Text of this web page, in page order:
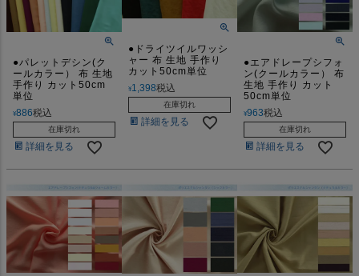
●パレットデシン(ク
ールカラー） 布 生地
手作り カット50cm
単位
¥886税込
在庫切れ
詳細を見る
●ドライツイルワッシ
ャー 布 生地 手作り
カット50cm単位
¥1,398税込
在庫切れ
詳細を見る
●エアドレープシフォ
ン(クールカラー） 布
生地 手作り カット
50cm単位
¥963税込
在庫切れ
詳細を見る